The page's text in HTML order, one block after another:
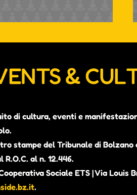
&
di cultura, eventi e
stampe del Tribunale di Bolzano
al n. 12.446.
Sociale ETS | Via Louis
.